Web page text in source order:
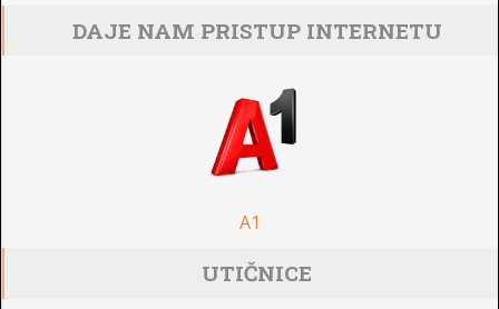
DAJE NAM PRISTUP INTERNETU
A1
UTIČNICE